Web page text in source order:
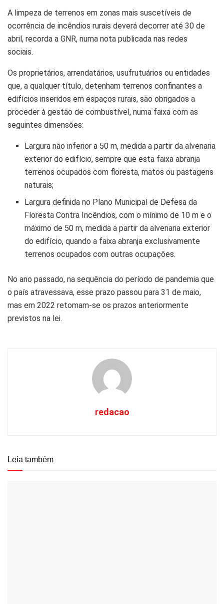
A limpeza de terrenos em zonas mais suscetíveis de
ocorrência de incêndios rurais deverá decorrer até 30 de
abril, recorda a GNR, numa nota publicada nas redes
sociais.
Os proprietários, arrendatários, usufrutuários ou entidades
que, a qualquer título, detenham terrenos confinantes a
edifícios inseridos em espaços rurais, são obrigados a
proceder à gestão de combustível, numa faixa com as
seguintes dimensões:
Largura não inferior a 50 m, medida a partir da alvenaria
exterior do edifício, sempre que esta faixa abranja
terrenos ocupados com floresta, matos ou pastagens
naturais;
Largura definida no Plano Municipal de Defesa da
Floresta Contra Incêndios, com o mínimo de 10 m e o
máximo de 50 m, medida a partir da alvenaria exterior
do edifício, quando a faixa abranja exclusivamente
terrenos ocupados com outras ocupações.
No ano passado, na sequência do período de pandemia que
o país atravessava, esse prazo passou para 31 de maio,
mas em 2022 retomam-se os prazos anteriormente
previstos na lei.
redacao
Leia também